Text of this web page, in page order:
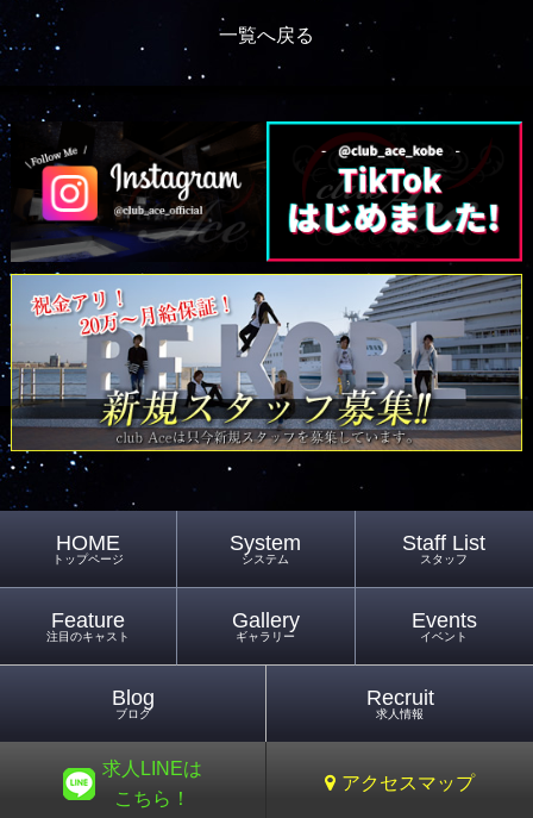
一覧へ戻る
HOME
トップページ
System
システム
Staff List
スタッフ
Feature
注目のキャスト
Gallery
ギャラリー
Events
イベント
Blog
ブログ
Recruit
求人情報
求人LINEは
こちら！
アクセスマップ